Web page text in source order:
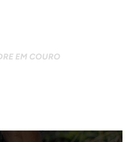
EM COURO